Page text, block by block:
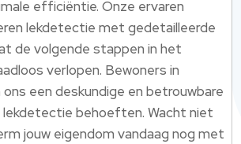
efficiëntie. Onze ervaren
lekdetectie met gedetailleerde
de volgende stappen in het
verlopen. Bewoners in
ons een deskundige en betrouwbare
lekdetectie behoeften. Wacht niet
jouw eigendom vandaag nog met